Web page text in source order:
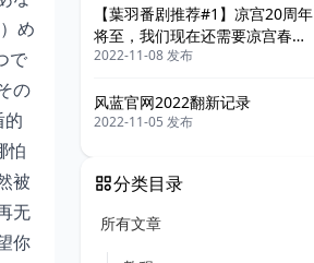
め
で
の
的
怕
被
无
你
【葉羽番剧推荐#1】凉宫20周年
将至，我们现在还需要凉宫春日
系列吗
2022-11-08 发布
风蓝官网2022翻新记录
2022-11-05 发布
分类目录
所有文章